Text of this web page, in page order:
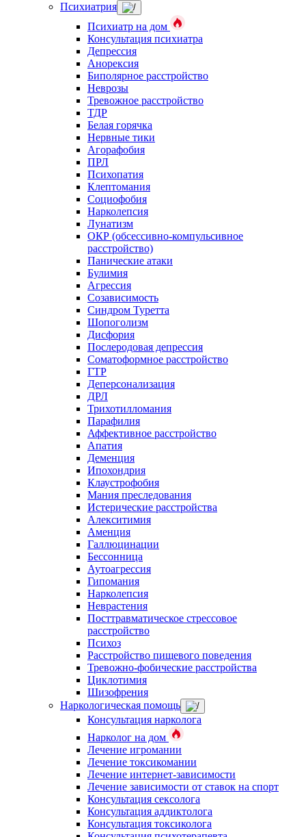
Психиатрия
Психиатр на дом
Консультация психиатра
Депрессия
Анорексия
Биполярное расстройство
Неврозы
Тревожное расстройство
ТДР
Белая горячка
Нервные тики
Агорафобия
ПРЛ
Психопатия
Клептомания
Социофобия
Нарколепсия
Лунатизм
ОКР (обсессивно-компульсивное
расстройство)
Панические атаки
Булимия
Агрессия
Созависимость
Синдром Туретта
Шопоголизм
Дисфория
Послеродовая депрессия
Соматоформное расстройство
ГТР
Деперсонализация
ДРЛ
Трихотилломания
Парафилия
Аффективное расстройство
Апатия
Деменция
Ипохондрия
Клаустрофобия
Мания преследования
Истерические расстройства
Алекситимия
Аменция
Галлюцинации
Бессонница
Аутоагрессия
Гипомания
Нарколепсия
Неврастения
Посттравматическое стрессовое
расстройство
Психоз
Расстройство пищевого поведения
Тревожно-фобические расстройства
Циклотимия
Шизофрения
Наркологическая помощь
Консультация нарколога
Нарколог на дом
Лечение игромании
Лечение токсикомании
Лечение интернет-зависимости
Лечение зависимости от ставок на спорт
Консультация сексолога
Консультация аддиктолога
Консультация токсиколога